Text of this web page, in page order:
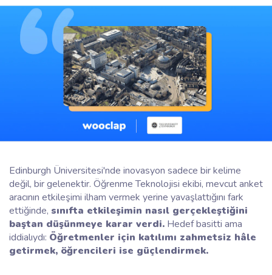
Edinburgh Üniversitesi'nde inovasyon sadece bir kelime
değil, bir gelenektir. Öğrenme Teknolojisi ekibi, mevcut anket
aracının etkileşimi ilham vermek yerine yavaşlattığını fark
ettiğinde, sınıfta etkileşimin nasıl gerçekleştiğini
baştan düşünmeye karar verdi. Hedef basitti ama
iddialıydı: Öğretmenler için katılımı zahmetsiz hâle
getirmek, öğrencileri ise güçlendirmek.